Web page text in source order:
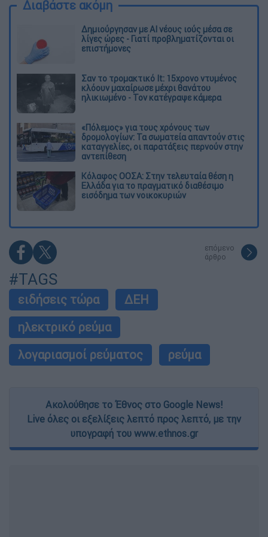
Διαβάστε ακόμη
Δημιούργησαν με AI νέους ιούς μέσα σε
λίγες ώρες - Γιατί προβληματίζονται οι
επιστήμονες
Σαν το τρομακτικό It: 15χρονο ντυμένος
κλόουν μαχαίρωσε μέχρι θανάτου
ηλικιωμένο - Τον κατέγραψε κάμερα
«Πόλεμος» για τους χρόνους των
δρομολογίων: Τα σωματεία απαντούν στις
καταγγελίες, οι παρατάξεις περνούν στην
αντεπίθεση
Κόλαφος ΟΟΣΑ: Στην τελευταία θέση η
Ελλάδα για το πραγματικό διαθέσιμο
εισόδημα των νοικοκυριών
επόμενο
άρθρο
#TAGS
ειδήσεις τώρα
ΔΕΗ
ηλεκτρικό ρεύμα
λογαριασμοί ρεύματος
ρεύμα
Ακολούθησε το Έθνος στο Google News!
Live όλες οι εξελίξεις λεπτό προς λεπτό, με την
υπογραφή του www.ethnos.gr